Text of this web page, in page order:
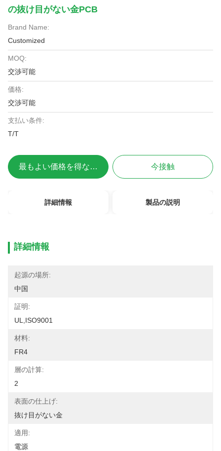
の抜け目がない金PCB
Brand Name:
Customized
MOQ:
交渉可能
価格:
交渉可能
支払い条件:
T/T
最もよい価格を得なさい 今接触
詳細情報 製品の説明
詳細情報
起源の場所:
中国
証明:
UL,ISO9001
材料:
FR4
層の計算:
2
表面の仕上げ:
抜け目がない金
適用:
電源